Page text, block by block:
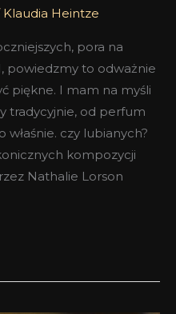
Klaudia Heintze
pora na
powiedzmy to odważnie
piękne. I mam na myśli
tradycyjnie, od perfum
czy lubianych?
kompozycji
Nathalie Lorson